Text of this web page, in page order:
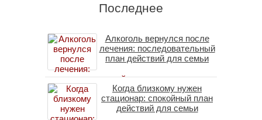
Последнее
Алкоголь вернулся после
лечения: последовательный
план действий для семьи
Когда близкому нужен
стационар: спокойный план
действий для семьи